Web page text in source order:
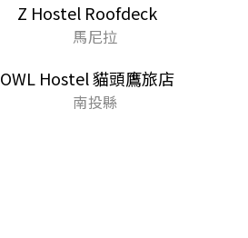
Z Hostel Roofdeck
馬尼拉
OWL Hostel 貓頭鷹旅店
南投縣